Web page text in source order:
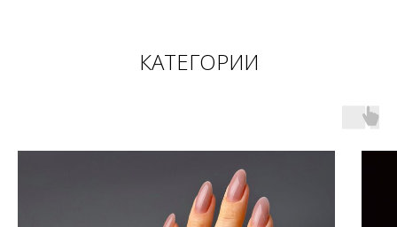
КАТЕГОРИИ